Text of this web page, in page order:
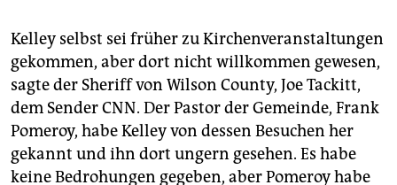
Kelley selbst sei früher zu Kirchenveranstaltungen
gekommen, aber dort nicht willkommen gewesen,
sagte der Sheriff von Wilson County, Joe Tackitt,
dem Sender CNN. Der Pastor der Gemeinde, Frank
Pomeroy, habe Kelley von dessen Besuchen her
gekannt und ihn dort ungern gesehen. Es habe
keine Bedrohungen gegeben, aber Pomeroy habe